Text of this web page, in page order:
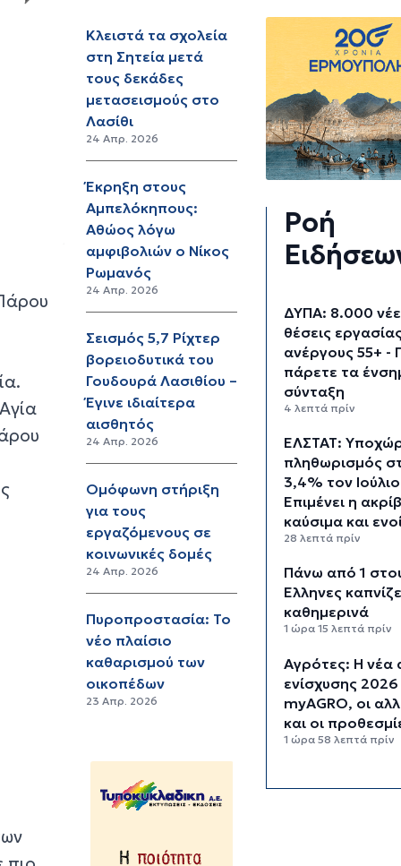
Κλειστά τα σχολεία
στη Σητεία μετά
τους δεκάδες
μετασεισμούς στο
Λασίθι
24 Απρ. 2026
Έκρηξη στους
Αμπελόκηπους:
Αθώος λόγω
αμφιβολιών ο Νίκος
Ρωμανός
24 Απρ. 2026
Σεισμός 5,7 Ρίχτερ
βορειοδυτικά του
Γουδουρά Λασιθίου –
Έγινε ιδιαίτερα
αισθητός
24 Απρ. 2026
Ομόφωνη στήριξη
για τους
εργαζόμενους σε
κοινωνικές δομές
24 Απρ. 2026
Πυροπροστασία: Το
νέο πλαίσιο
καθαρισμού των
οικοπέδων
23 Απρ. 2026
Ροή
ΔΥΠΑ: 8.000
θέσεις
ανέργους 55+ -
πάρετε τα
σύνταξη
4 λεπτά πρίν
ΕΛΣΤΑΤ:
πληθωρισμός
3,4% τον
Επιμένει η
καύσιμα και
28 λεπτά πρίν
Πάνω από 1
Έλληνες
καθημερινά
1 ώρα 15 λεπτά πρίν
Αγρότες: Η νέα
ενίσχυσης
myAGRO, οι
και οι
1 ώρα 58 λεπτά πρίν
τελευταία θέση